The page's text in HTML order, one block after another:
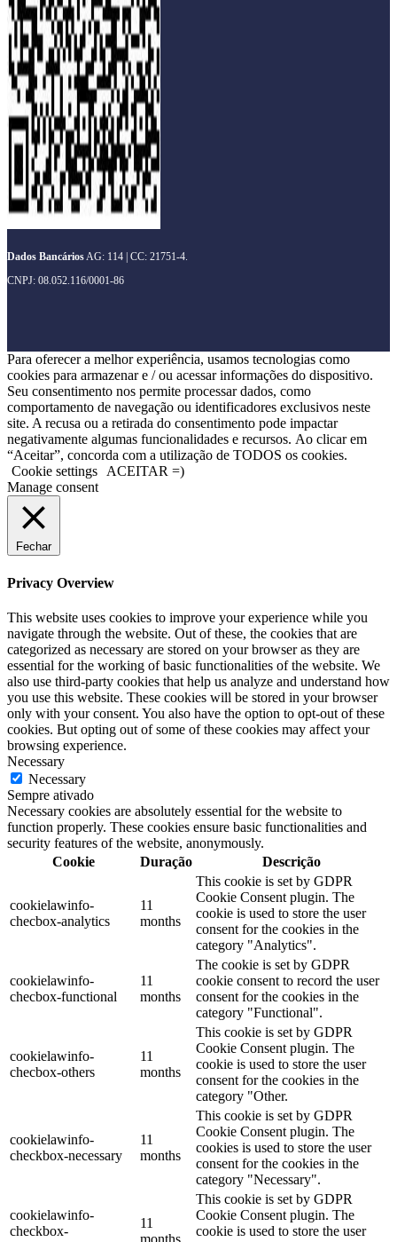
Dados BancáriosAG: 114 | CC: 21751-4.
CNPJ: 08.052.116/0001-86
Para oferecer a melhor experiência, usamos tecnologias como
cookies para armazenar e / ou acessar informações do dispositivo.
Seu consentimento nos permite processar dados, como
comportamento de navegação ou identificadores exclusivos neste
site. A recusa ou a retirada do consentimento pode impactar
negativamente algumas funcionalidades e recursos. Ao clicar em
“Aceitar”, concorda com a utilização de TODOS os cookies.
Cookie settings ACEITAR =)
Manage consent
Fechar
Privacy Overview
This website uses cookies to improve your experience while you
navigate through the website. Out of these, the cookies that are
categorized as necessary are stored on your browser as they are
essential for the working of basic functionalities of the website. We
also use third-party cookies that help us analyze and understand how
you use this website. These cookies will be stored in your browser
only with your consent. You also have the option to opt-out of these
cookies. But opting out of some of these cookies may affect your
browsing experience.
Necessary
Necessary
Sempre ativado
Necessary cookies are absolutely essential for the website to
function properly. These cookies ensure basic functionalities and
security features of the website, anonymously.
Cookie
Duração Descrição
cookielawinfo-
checbox-analytics
11
months
This cookie is set by GDPR
Cookie Consent plugin. The
cookie is used to store the user
consent for the cookies in the
category "Analytics".
cookielawinfo-
checbox-functional
11
months
The cookie is set by GDPR
cookie consent to record the user
consent for the cookies in the
category "Functional".
cookielawinfo-
checbox-others
11
months
This cookie is set by GDPR
Cookie Consent plugin. The
cookie is used to store the user
consent for the cookies in the
category "Other.
cookielawinfo-
checkbox-necessary
11
months
This cookie is set by GDPR
Cookie Consent plugin. The
cookies is used to store the user
consent for the cookies in the
category "Necessary".
cookielawinfo-
checkbox-
11
months
This cookie is set by GDPR
Cookie Consent plugin. The
cookie is used to store the user